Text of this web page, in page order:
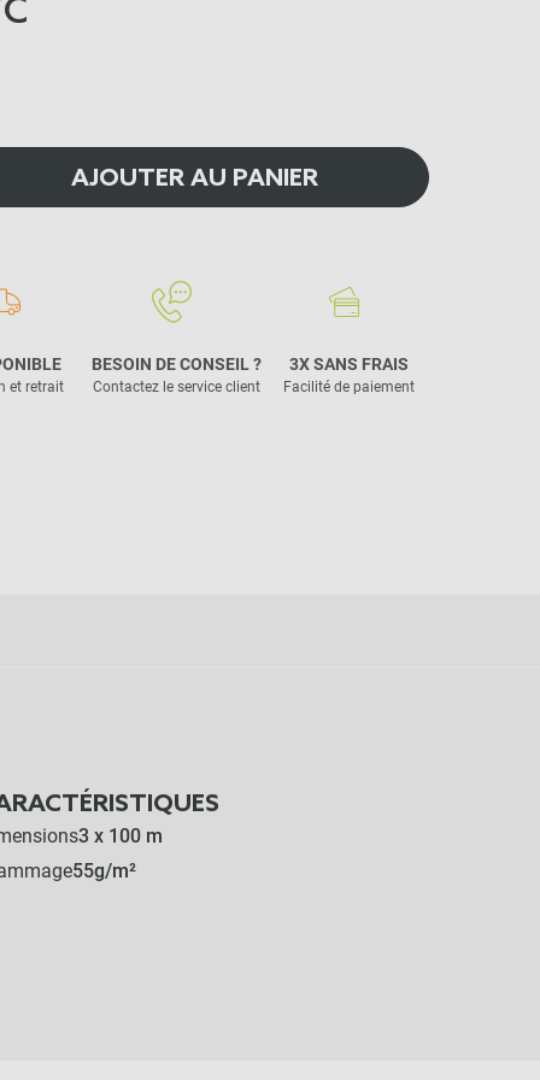
AJOUTER AU PANIER
et retrait
BESOIN DE CONSEIL ?
Contactez le service client
3X SANS FRAIS
Facilité de paiement
3 x 100 m
55g/m²